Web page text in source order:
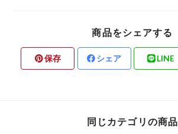
商品をシェアする
保存 シェア LINE
同じカテゴリの商品